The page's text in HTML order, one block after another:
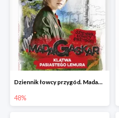
Dziennik łowcy przygód. Madagaskar. Klątwa pasiastego lemura
48%